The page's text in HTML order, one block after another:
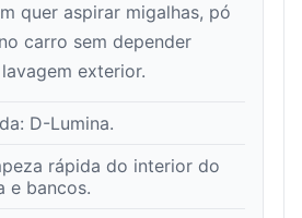
quer aspirar migalhas, pó
carro sem depender
exterior.
D-Lumina.
rápida do interior do
e bancos.